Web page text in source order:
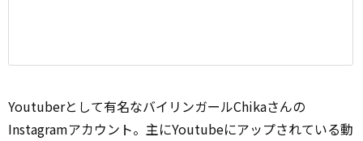
Youtuberとして有名なバイリンガールChikaさんの
Instagramアカウント。主にYoutubeにアップされている動